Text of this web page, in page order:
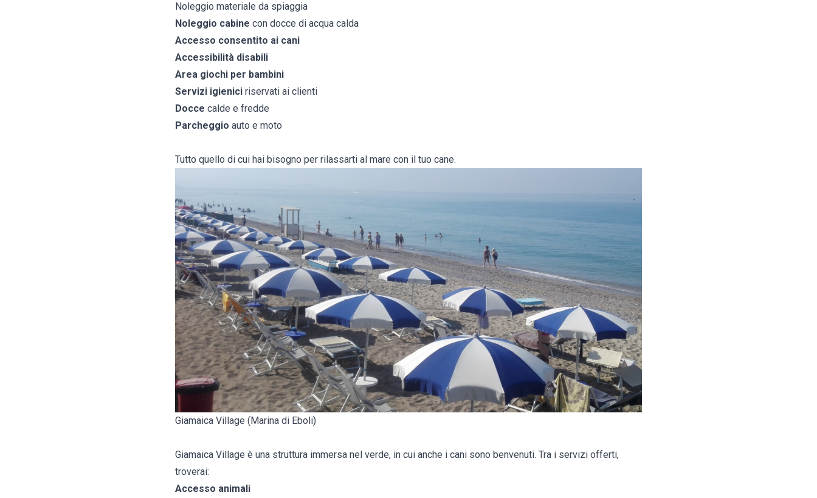
Noleggio materiale da spiaggia
Noleggio cabine con docce di acqua calda
Accesso consentito ai cani
Accessibilità disabili
Area giochi per bambini
Servizi igienici riservati ai clienti
Docce calde e fredde
Parcheggio auto e moto
Tutto quello di cui hai bisogno per rilassarti al mare con il tuo cane.
Giamaica Village (Marina di Eboli)
Giamaica Village è una struttura immersa nel verde, in cui anche i cani sono benvenuti. Tra i servizi offerti,
troverai:
Accesso animali